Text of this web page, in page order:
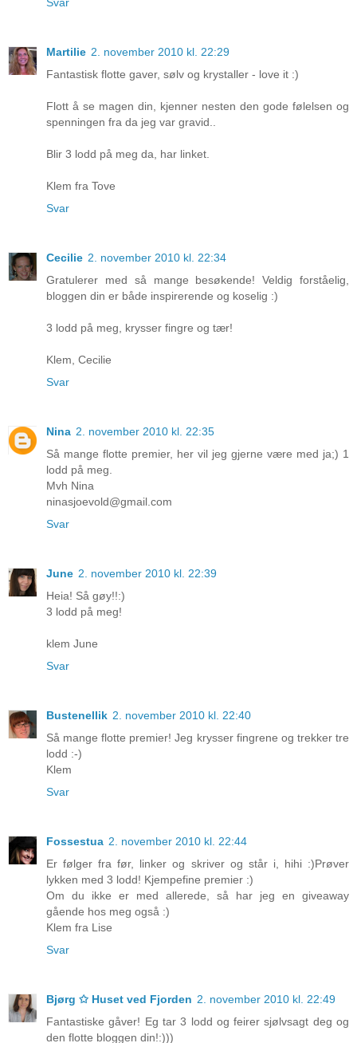
Martilie 2. november 2010 kl. 22:29
Fantastisk flotte gaver, sølv og krystaller - love it :)
Flott å se magen din, kjenner nesten den gode følelsen og
spenningen fra da jeg var gravid..
Blir 3 lodd på meg da, har linket.
Klem fra Tove
Svar
Cecilie 2. november 2010 kl. 22:34
Gratulerer med så mange besøkende! Veldig forståelig,
bloggen din er både inspirerende og koselig :)
3 lodd på meg, krysser fingre og tær!
Klem, Cecilie
Svar
Nina 2. november 2010 kl. 22:35
Så mange flotte premier, her vil jeg gjerne være med ja;) 1
lodd på meg.
Mvh Nina
ninasjoevold@gmail.com
Svar
June 2. november 2010 kl. 22:39
Heia! Så gøy!!:)
3 lodd på meg!
klem June
Svar
Bustenellik 2. november 2010 kl. 22:40
Så mange flotte premier! Jeg krysser fingrene og trekker tre
lodd :-)
Klem
Svar
Fossestua 2. november 2010 kl. 22:44
Er følger fra før, linker og skriver og står i, hihi :)Prøver
lykken med 3 lodd! Kjempefine premier :)
Om du ikke er med allerede, så har jeg en giveaway
gående hos meg også :)
Klem fra Lise
Svar
Bjørg ✩ Huset ved Fjorden 2. november 2010 kl. 22:49
Fantastiske gåver! Eg tar 3 lodd og feirer sjølvsagt deg og
den flotte bloggen din!:)))